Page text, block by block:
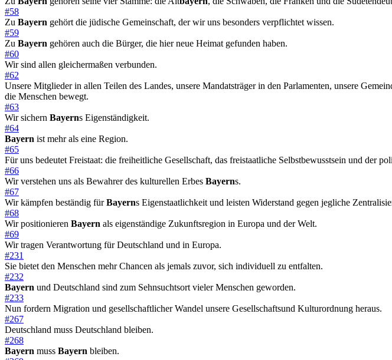
#58
Zu Bayern gehört die jüdische Gemeinschaft, der wir uns besonders verpflichtet wissen.
#59
Zu Bayern gehören auch die Bürger, die hier neue Heimat gefunden haben.
#60
Wir sind allen gleichermaßen verbunden.
#62
Unsere Mitglieder in allen Teilen des Landes, unsere Mandatsträger in den Parlamenten, unsere
die Menschen bewegt.
#63
Wir sichern Bayerns Eigenständigkeit.
#64
Bayern ist mehr als eine Region.
#65
Für uns bedeutet Freistaat: die freiheitliche Gesellschaft, das freistaatliche Selbstbewusstsein und der
#66
Wir verstehen uns als Bewahrer des kulturellen Erbes Bayerns.
#67
Wir kämpfen beständig fürBayerns Eigenstaatlichkeit und leisten Widerstand gegen jegliche
#68
Wir positionieren Bayern als eigenständige Zukunftsregion in Europa und der Welt.
#69
Wir tragen Verantwortung für Deutschland und in Europa.
#231
Sie bietet den Menschen mehr Chancen als jemals zuvor, sich individuell zu entfalten.
#232
Bayern und Deutschland sind zum Sehnsuchtsort vieler Menschen geworden.
#233
Nun fordern Migration und gesellschaftlicher Wandel unsere Gesellschaftsund Kulturordnung heraus.
#267
Deutschland muss Deutschland bleiben.
#268
Bayern muss Bayern bleiben.